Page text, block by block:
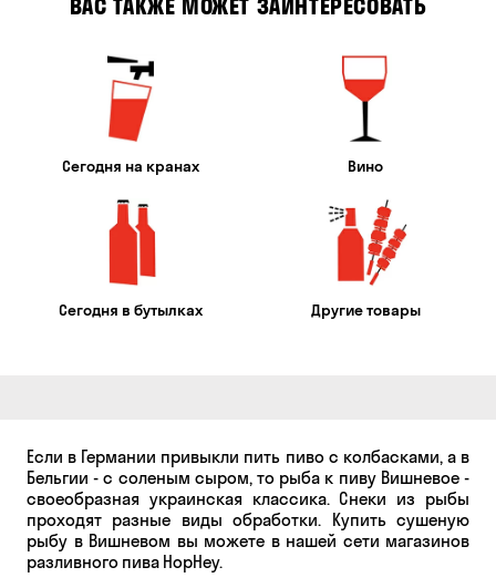
ВАС ТАКЖЕ МОЖЕТ ЗАИНТЕРЕСОВАТЬ
Сегодня на кранах Вино
Сегодня в бутылках Другие товары
Если в Германии привыкли пить пиво с колбасками, а в
Бельгии - с соленым сыром, то рыба к пиву Вишневое -
своеобразная украинская классика. Снеки из рыбы
проходят разные виды обработки. Купить сушеную
рыбу в Вишневом вы можете в нашей сети магазинов
разливного пива HopHey.